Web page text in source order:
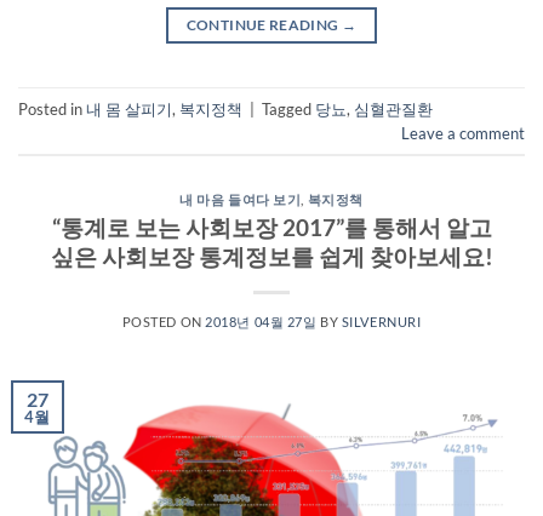
CONTINUE READING →
Posted in내 몸 살피기, 복지정책 Tagged 당뇨, 심혈관질환
Leave a comment
내 마음 들여다 보기 복지정책
“통계로 보는 사회보장 2017”를 통해서 알고
싶은 사회보장 통계정보를 쉽게 찾아보세요!
POSTED ON 2018년 04월 27일 BY SILVERNURI
27
4월